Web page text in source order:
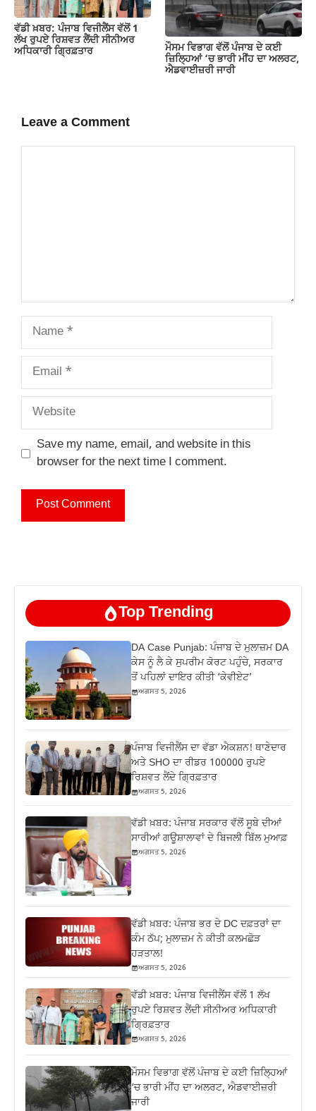
ਵੱਡੀ ਖ਼ਬਰ: ਪੰਜਾਬ ਵਿਜੀਲੈਂਸ ਵੱਲੋਂ 1
ਲੱਖ ਰੁਪਏ ਰਿਸ਼ਵਤ ਲੈਂਦੀ ਸੀਨੀਅਰ
ਅਧਿਕਾਰੀ ਗ੍ਰਿਫ਼ਤਾਰ
ਮੌਸਮ ਵਿਭਾਗ ਵੱਲੋਂ ਪੰਜਾਬ ਦੇ ਕਈ
ਜ਼‍ਿਲ੍ਹਿਆਂ ‘ਚ ਭਾਰੀ ਮੀਂਹ ਦਾ ਅਲਰਟ,
ਐਡਵਾਈਜ਼ਰੀ ਜਾਰੀ
Leave a Comment
Name
Email
Website
Save my name, email, and website in this
browser for the next time I comment.
Top Trending
DA Case Punjab: ਪੰਜਾਬ ਦੇ ਮੁਲਾਜ਼ਮ DA
ਕੇਸ ਨੂੰ ਲੈ ਕੇ ਸੁਪਰੀਮ ਕੋਰਟ ਪਹੁੰਚੇ, ਸਰਕਾਰ
ਤੋਂ ਪਹਿਲਾਂ ਦਾਇਰ ਕੀਤੀ ‘ਕੇਵੀਏਟ’
ਅਗਸਤ 5, 2026
ਪੰਜਾਬ ਵਿਜੀਲੈਂਸ ਦਾ ਵੱਡਾ ਐਕਸ਼ਨ! ਥਾਣੇਦਾਰ
ਅਤੇ SHO ਦਾ ਰੀਡਰ 100000 ਰੁਪਏ
ਰਿਸ਼ਵਤ ਲੈਂਦੇ ਗ੍ਰਿਫ਼ਤਾਰ
ਅਗਸਤ 5, 2026
ਵੱਡੀ ਖ਼ਬਰ: ਪੰਜਾਬ ਸਰਕਾਰ ਵੱਲੋਂ ਸੂਬੇ ਦੀਆਂ
ਸਾਰੀਆਂ ਗਊਸ਼ਾਲਾਵਾਂ ਦੇ ਬਿਜਲੀ ਬਿੱਲ ਮੁਆਫ਼
ਅਗਸਤ 5, 2026
ਵੱਡੀ ਖ਼ਬਰ: ਪੰਜਾਬ ਭਰ ਦੇ DC ਦਫ਼ਤਰਾਂ ਦਾ
ਕੰਮ ਠੱਪ; ਮੁਲਾਜ਼ਮ ਨੇ ਕੀਤੀ ਕਲਮਛੋੜ
ਹੜਤਾਲ!
ਅਗਸਤ 5, 2026
ਵੱਡੀ ਖ਼ਬਰ: ਪੰਜਾਬ ਵਿਜੀਲੈਂਸ ਵੱਲੋਂ 1 ਲੱਖ
ਰੁਪਏ ਰਿਸ਼ਵਤ ਲੈਂਦੀ ਸੀਨੀਅਰ ਅਧਿਕਾਰੀ
ਗ੍ਰਿਫ਼ਤਾਰ
ਅਗਸਤ 5, 2026
ਮੌਸਮ ਵਿਭਾਗ ਵੱਲੋਂ ਪੰਜਾਬ ਦੇ ਕਈ ਜ਼‍ਿਲ੍ਹਿਆਂ
‘ਚ ਭਾਰੀ ਮੀਂਹ ਦਾ ਅਲਰਟ, ਐਡਵਾਈਜ਼ਰੀ
ਜਾਰੀ